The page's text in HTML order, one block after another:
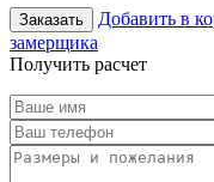
Заказать Добавить в
замерщика
Получить расчет